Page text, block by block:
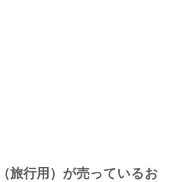
旅行用）が売っているお